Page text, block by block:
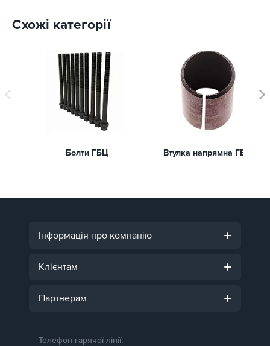
Схожі категорії
Болти ГБЦ Втулка напрямна ГБЦ
Інформація про компанію
Клієнтам
Партнерам
Телефон гарячої лінії: